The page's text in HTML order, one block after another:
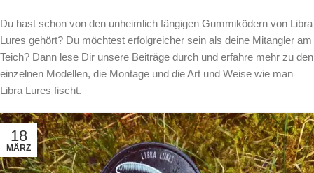
Du hast schon von den unheimlich fängigen Gummiködern von Libra
Lures gehört? Du möchtest erfolgreicher sein als deine Mitangler am
Teich? Dann lese Dir unsere Beiträge durch und erfahre mehr zu den
einzelnen Modellen, die Montage und die Art und Weise wie man
Libra Lures fischt.
18
MÄRZ